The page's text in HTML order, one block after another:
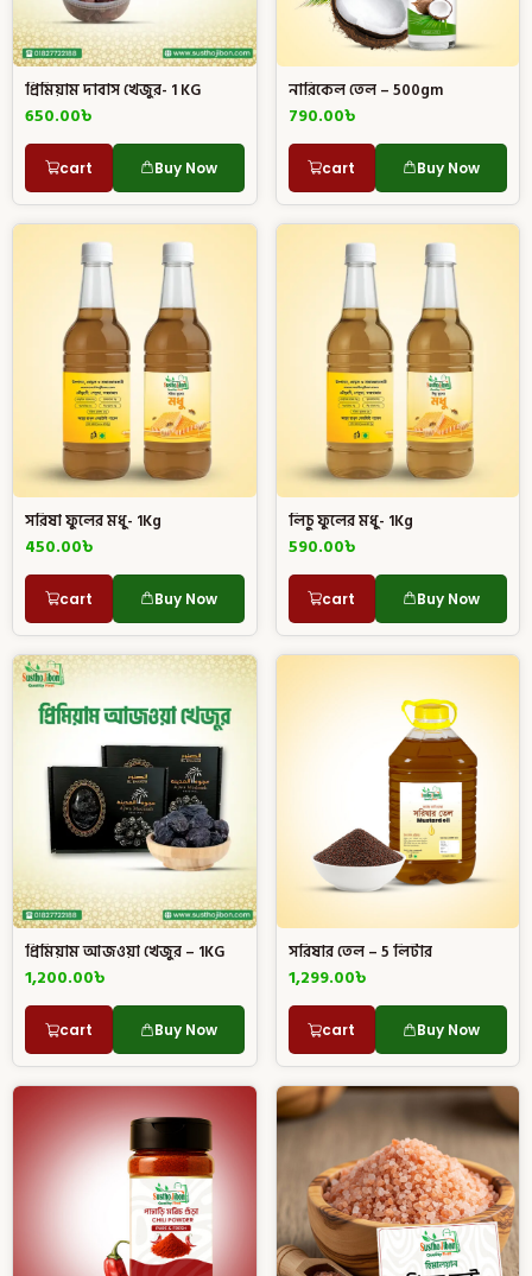
প্রিমিয়াম দাবাস খেজুর- 1 KG
650.00৳
cart Buy Now
নারিকেল তেল – 500gm
790.00৳
cart Buy Now
সরিষা ফুলের মধু- 1Kg
450.00৳
cart Buy Now
লিচু ফুলের মধু- 1Kg
590.00৳
cart Buy Now
প্রিমিয়াম আজওয়া খেজুর – 1KG
1,200.00৳
cart Buy Now
সরিষার তেল – 5 লিটার
1,299.00৳
cart Buy Now